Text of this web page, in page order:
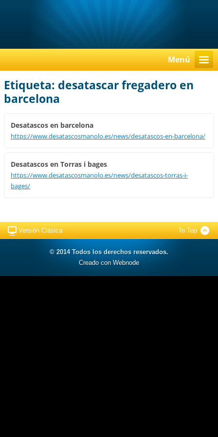
Menú
Etiqueta: desatascar fregadero en
barcelona
Desatascos en barcelona
https://www.desatascosmanolo.es/news/desatascos-en-barcelona/
Desatascos en Torras i bages
https://www.desatascosmanolo.es/news/desatascos-torras-i-
bages/
Versión Clásica To Top
© 2014 Todos los derechos reservados.
Creado con Webnode